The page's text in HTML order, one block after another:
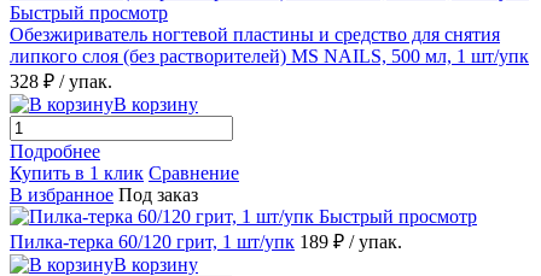
Быстрый просмотр
Обезжириватель ногтевой пластины и средство для снятия
липкого слоя (без растворителей) MS NAILS, 500 мл, 1 шт/упк
328 ₽ / упак.
В корзину
Подробнее
Купить в 1 клик Сравнение
В избранное Под заказ
Быстрый просмотр
Пилка-терка 60/120 грит, 1 шт/упк 189 ₽ / упак.
В корзину